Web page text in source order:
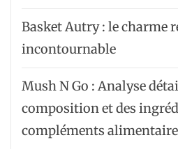
Basket Autry : le charme
incontournable
Mush N Go : Analyse
composition et des
compléments